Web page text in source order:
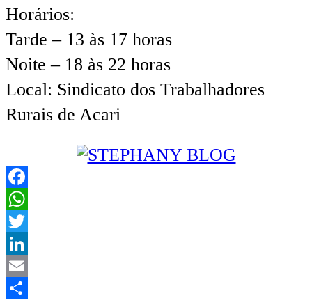
Horários:
Tarde – 13 às 17 horas
Noite – 18 às 22 horas
Local: Sindicato dos Trabalhadores
Rurais de Acari
Facebook
WhatsApp
Twitter
LinkedIn
Email